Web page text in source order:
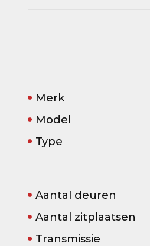
Merk
Model
Type
Aantal deuren
Aantal zitplaatsen
Transmissie